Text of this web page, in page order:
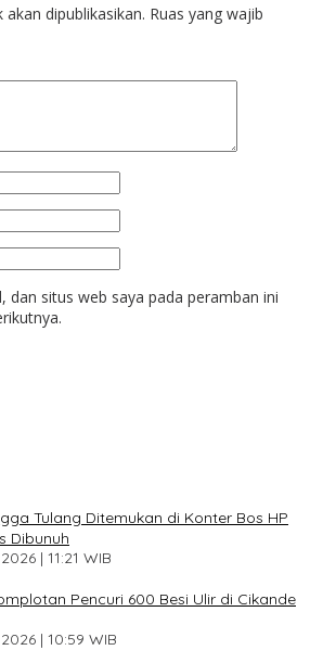
dipublikasikan. Ruas yang wajib
dan situs web saya pada peramban ini
Tulang Ditemukan di Konter Bos HP
Dibunuh
| 11:21 WIB
Pencuri 600 Besi Ulir di Cikande
| 10:59 WIB